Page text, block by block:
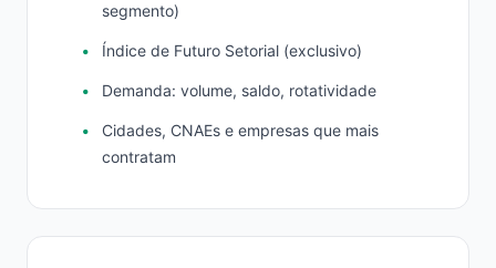
segmento)
Índice de Futuro Setorial (exclusivo)
Demanda: volume, saldo, rotatividade
Cidades, CNAEs e empresas que mais
contratam